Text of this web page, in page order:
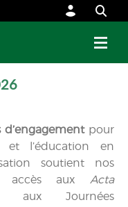
d’engagementpour
et l’éducation en
soutient nos
accès aux Acta
aux Journées